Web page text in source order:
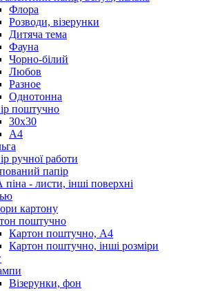
Флора
Розводи, візерунки
Дитяча тема
Фауна
Чорно-білий
Любов
Разное
Однотонна
поштучно
30х30
А4
ручної работи
папір
- листи, інші поверхні
картону
поштучно
Картон поштучно, А4
Картон поштучно, інші розміри
Візерунки, фон